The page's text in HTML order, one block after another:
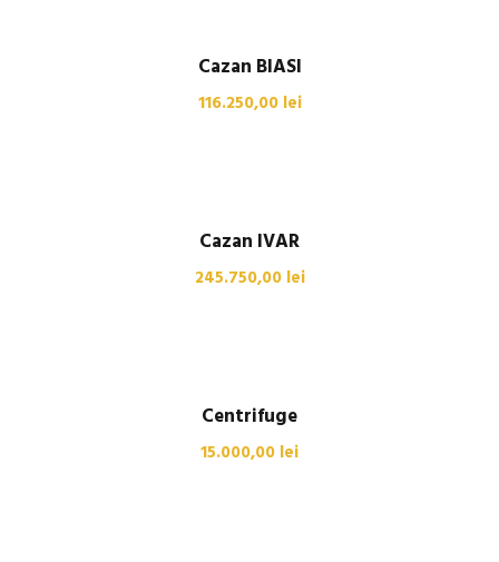
Cazan BIASI
116.250,00 lei
Cazan IVAR
245.750,00 lei
Centrifuge
15.000,00 lei